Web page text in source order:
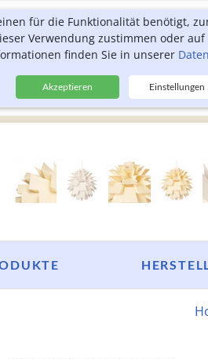
für die Funktionalität benötigt,
Verwendung zustimmen oder auf
finden Sie in unserer
Akzeptieren Einstellungen